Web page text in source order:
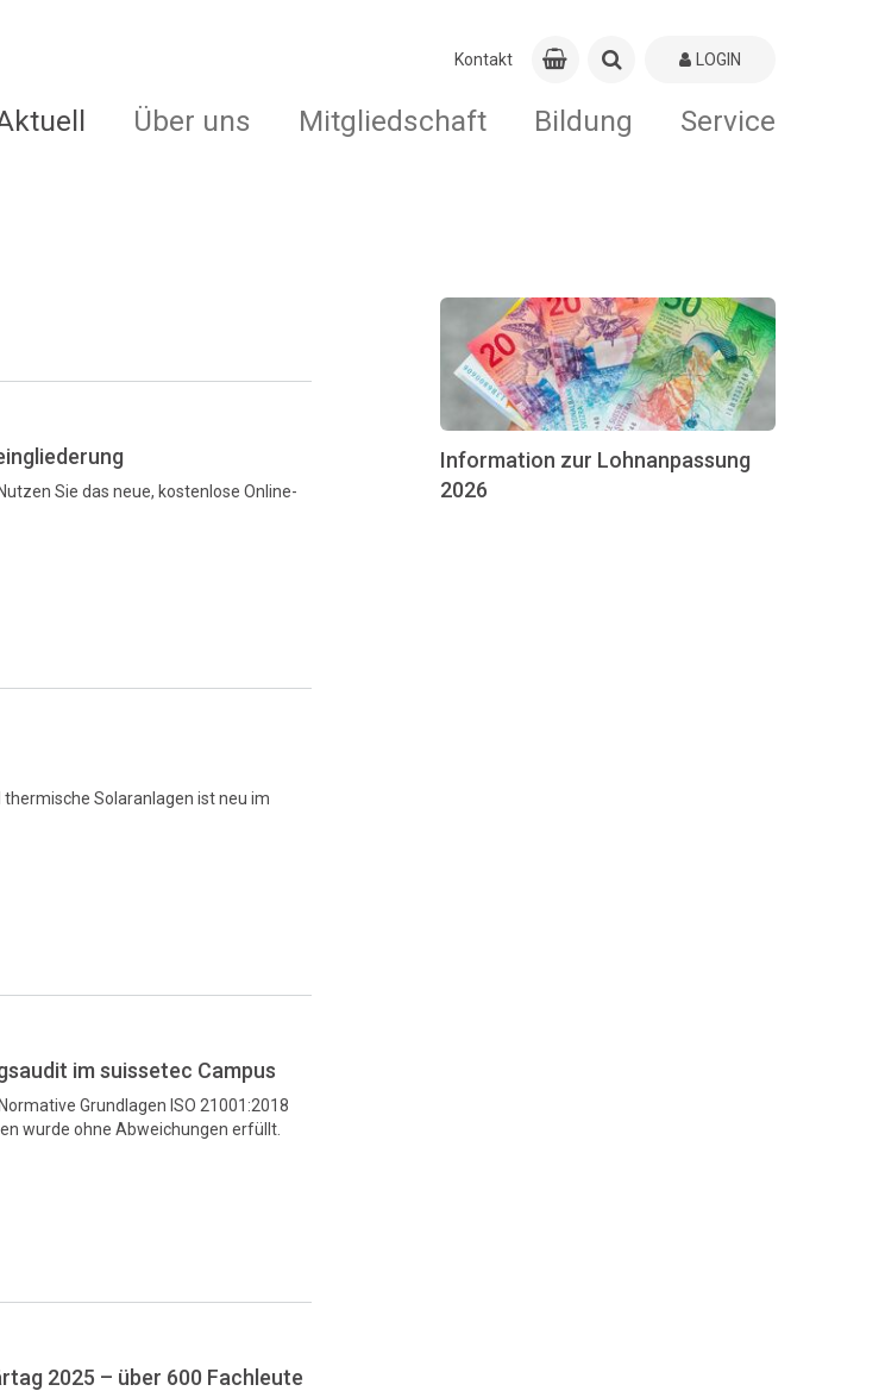
Kontakt LOGIN
Über uns Mitgliedschaft Bildung Service
Sie das neue, kostenlose Online-
Solaranlagen ist neu im
im suissetec Campus
Grundlagen ISO 21001:2018
wurde ohne Abweichungen erfüllt.
2025 – über 600 Fachleute
Information zur Lohnanpassung
2026